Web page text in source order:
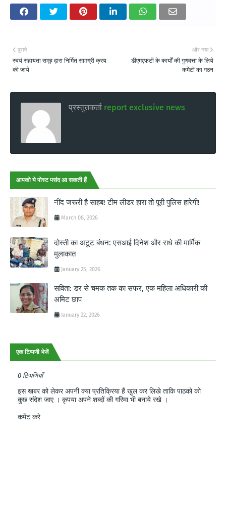
और नया
डीएमएफटी के कार्यों की गुणवत्ता के लिये
कमेटी का गठन
पुराने
स्वयं सहायता समूह द्वारा निर्मित सामग्री क्रय
की जाये
प्रस्तुतकर्ता report exclusive news
आपको ये पोस्ट पसंद आ सकती हैं
नींद जरूरी है साहब! टीम लीडर हारा तो पूरी पुलिस हारेगी!
March 08, 2026
दोस्ती का अटूट बंधन: एसआई दिनेश और राधे की मार्मिक
मुलाकात
January 25, 2026
सविता: डर से चमक तक का सफर, एक महिला अधिकारी की
अमिट छाप
January 22, 2026
एक टिप्पणी भेजें
0 टिप्पणियाँ
इस खबर को लेकर अपनी क्या प्रतिक्रिया हैं खुल कर लिखे ताकि पाठको को
कुछ संदेश जाए । कृपया अपने शब्दों की गरिमा भी बनाये रखे ।
कमेंट करे